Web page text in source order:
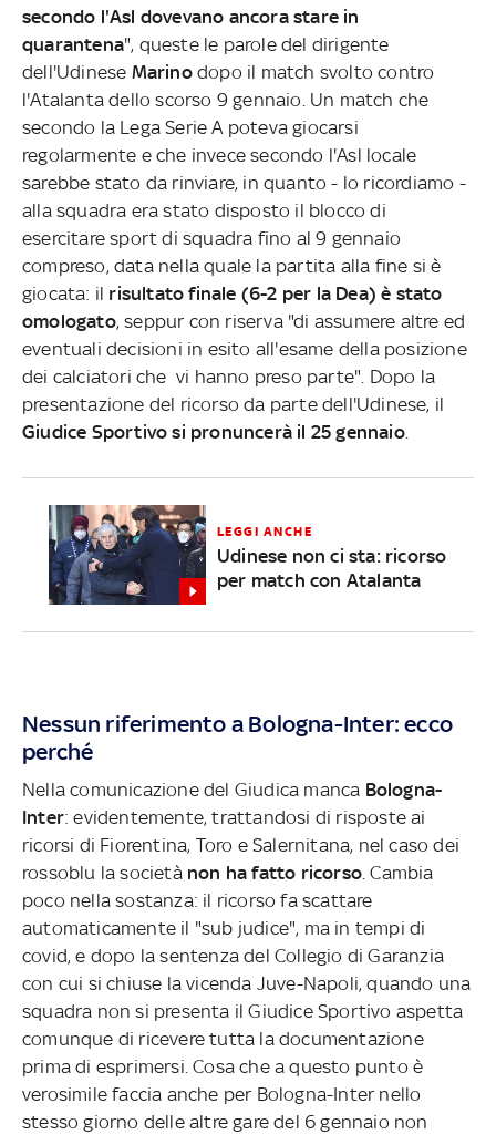
secondo l'Asl dovevano ancora stare in
quarantena", queste le parole del dirigente
dell'Udinese Marinodopo il match svolto contro
l'Atalanta dello scorso 9 gennaio. Un match che
secondo la Lega Serie A poteva giocarsi
regolarmente e che invece secondo l'Asl locale
sarebbe stato da rinviare, in quanto - lo ricordiamo -
alla squadra era stato disposto il blocco di
esercitare sport di squadra fino al 9 gennaio
compreso, data nella quale la partita alla fine si è
giocata: il risultato finale (6-2 per la Dea) è stato
omologato, seppur con riserva "di assumere altre ed
eventuali decisioni in esito all'esame della posizione
dei calciatori che vi hanno preso parte". Dopo la
presentazione del ricorso da parte dell'Udinese, il
Giudice Sportivo si pronuncerà il 25 gennaio.
LEGGI ANCHE
Udinese non ci sta: ricorso
per match con Atalanta
Nessun riferimento a Bologna-Inter: ecco
perché
Nella comunicazione del Giudica manca Bologna-
Inter: evidentemente, trattandosi di risposte ai
ricorsi di Fiorentina, Toro e Salernitana, nel caso dei
rossoblu la società non ha fatto ricorso . Cambia
poco nella sostanza: il ricorso fa scattare
automaticamente il "sub judice", ma in tempi di
covid, e dopo la sentenza del Collegio di Garanzia
con cui si chiuse la vicenda Juve-Napoli, quando una
squadra non si presenta il Giudice Sportivo aspetta
comunque di ricevere tutta la documentazione
prima di esprimersi. Cosa che a questo punto è
verosimile faccia anche per Bologna-Inter nello
stesso giorno delle altre gare del 6 gennaio non